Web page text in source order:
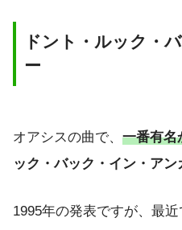
ドント・ルック・
ー
オアシスの曲で、 一番有名
ック・バック・イン・アン
1995年の発表ですが、最